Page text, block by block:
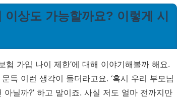
상도 가능할까요? 이렇게 시
험 가입 나이 제한’에 대해 이야기해볼까 해요.
득 이런 생각이 들더라고요. ‘혹시 우리 부모님
닐까?’ 하고 말이죠. 사실 저도 얼마 전까지만